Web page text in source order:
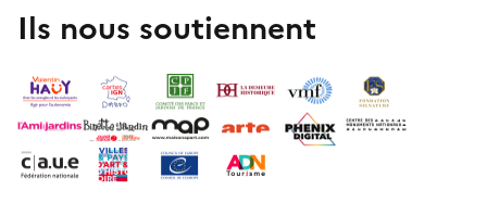
son dépôt d’encre épais, la sérigraphie offre la
possibilité d’imprimer de beaux aplats, mais aussi
juxtaposée l’une à l’autre en tons directs, ce qui
permet d’obtenir des couleurs très vives.Profitez
également d'autres animations :
https://openagenda.com/fr/rdvj-2026-grand-est?
Ils nous soutiennent